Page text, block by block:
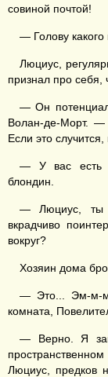
совиной почтой!
— Голову
Люциус,
признал про себя,
— Он
Волан-де-Морт. —
Если это
— У вас есть
блондин.
— Люциус, ты
вкрадчиво
вокруг?
Хозяин дома
— Это... Эм-м-
комната,
— Верно. Я
Люциус, предков